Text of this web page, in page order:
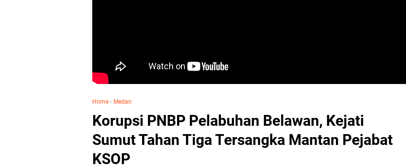
Home › Medan
Korupsi PNBP Pelabuhan Belawan, Kejati
Sumut Tahan Tiga Tersangka Mantan Pejabat
KSOP